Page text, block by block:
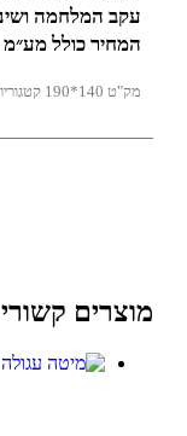
מוצרים
עקב המלחמה
המחיר כולל מע״מ
מק"ט140*190 קטגוריות